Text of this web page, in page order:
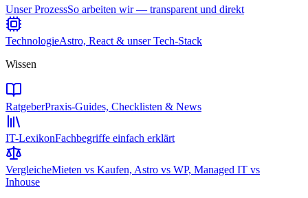
Unser ProzessSo arbeiten wir — transparent und direkt
TechnologieAstro, React & unser Tech-Stack
Wissen
RatgeberPraxis-Guides, Checklisten & News
IT-LexikonFachbegriffe einfach erklärt
VergleicheMieten vs Kaufen, Astro vs WP, Managed IT vs
Inhouse